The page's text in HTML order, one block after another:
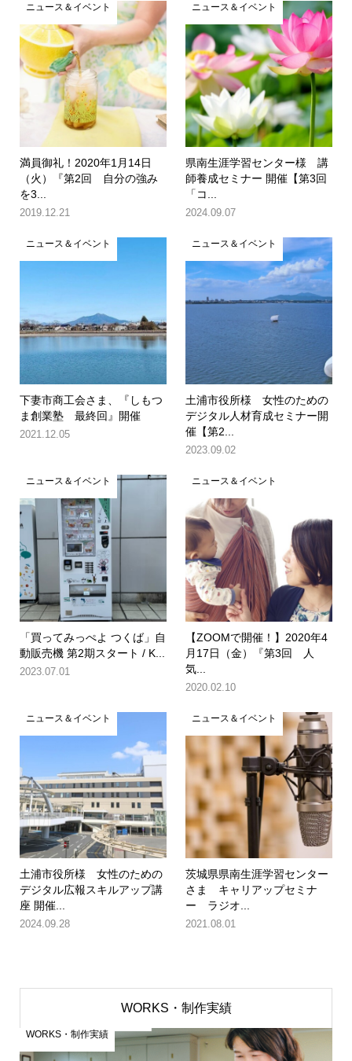
ニュース＆イベント
満員御礼！2020年1月14日
（火）『第2回 自分の強み
を3...
2019.12.21
ニュース＆イベント
県南生涯学習センター様 講
師養成セミナー 開催【第3回
「コ...
2024.09.07
ニュース＆イベント
下妻市商工会さま、『しもつ
ま創業塾 最終回』開催
2021.12.05
ニュース＆イベント
土浦市役所様 女性のための
デジタル人材育成セミナー開
催【第2...
2023.09.02
ニュース＆イベント
「買ってみっぺよ つくば」自
動販売機 第2期スタート / K...
2023.07.01
ニュース＆イベント
【ZOOMで開催！】2020年4
月17日（金）『第3回 人
気...
2020.02.10
ニュース＆イベント
土浦市役所様 女性のための
デジタル広報スキルアップ講
座 開催...
2024.09.28
ニュース＆イベント
茨城県県南生涯学習センター
さま キャリアップセミナ
ー ラジオ...
2021.08.01
WORKS・制作実績
WORKS・制作実績